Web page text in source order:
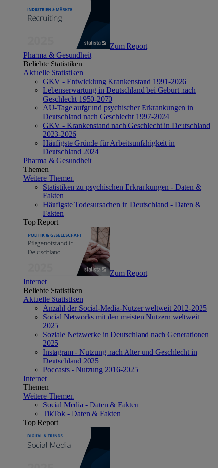
Zum Report
Pharma & Gesundheit
Beliebte Statistiken
Aktuelle Statistiken
GKV - Entwicklung Krankenstand 1991-2026
Lebenserwartung in Deutschland bei Geburt nach
Geschlecht 1950-2070
AU-Tage aufgrund psychischer Erkrankungen in
Deutschland nach Geschlecht 1997-2024
GKV - Krankenstand nach Geschlecht in Deutschland
2023-2026
Häufigste Gründe für Arbeitsunfähigkeit in
Deutschland 2024
Pharma & Gesundheit
Themen
Weitere Themen
Statistiken zu psychischen Erkrankungen - Daten &
Fakten
Häufigste Todesursachen in Deutschland - Daten &
Fakten
Top Report
Zum Report
Internet
Beliebte Statistiken
Aktuelle Statistiken
Anzahl der Social-Media-Nutzer weltweit 2012-2025
Social Networks mit den meisten Nutzern weltweit
2025
Soziale Netzwerke in Deutschland nach Generationen
2025
Instagram - Nutzung nach Alter und Geschlecht in
Deutschland 2025
Podcasts - Nutzung 2016-2025
Internet
Themen
Weitere Themen
Social Media - Daten & Fakten
TikTok - Daten & Fakten
Top Report